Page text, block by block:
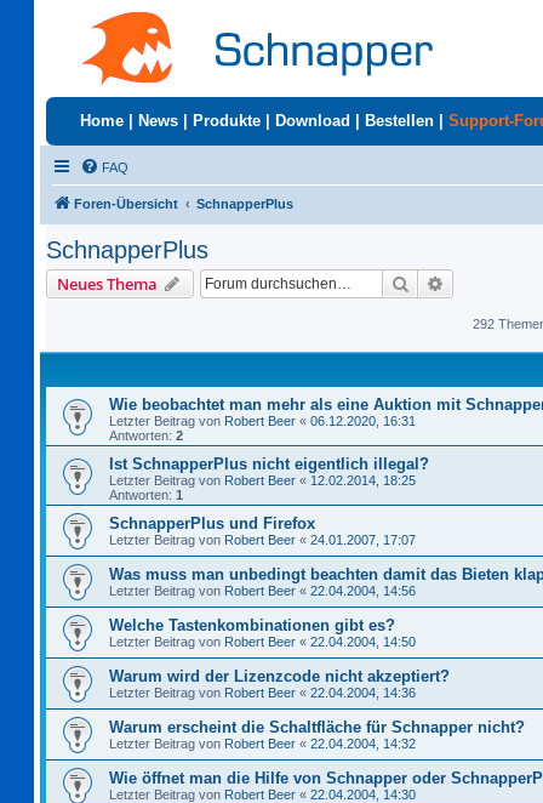
Home News Produkte Download Bestellen Support-
FAQ
Foren-Übersicht SchnapperPlus
SchnapperPlus
Neues Thema Suche
292
Wie beobachtet man mehr als eine Auktion mit
Letzter Beitrag von Robert Beer « 06.12.2020, 16:31
Antworten: 2
Ist SchnapperPlus nicht eigentlich illegal?
Letzter Beitrag von Robert Beer « 12.02.2014, 18:25
Antworten: 1
SchnapperPlus und Firefox
Letzter Beitrag von Robert Beer « 24.01.2007, 17:07
Was muss man unbedingt beachten damit das Bieten
Letzter Beitrag von Robert Beer « 22.04.2004, 14:56
Welche Tastenkombinationen gibt es?
Letzter Beitrag von Robert Beer « 22.04.2004, 14:50
Warum wird der Lizenzcode nicht akzeptiert?
Letzter Beitrag von Robert Beer « 22.04.2004, 14:36
Warum erscheint die Schaltfläche für Schnapper nicht?
Letzter Beitrag von Robert Beer « 22.04.2004, 14:32
Wie öffnet man die Hilfe von Schnapper oder
Letzter Beitrag von Robert Beer « 22.04.2004, 14:30